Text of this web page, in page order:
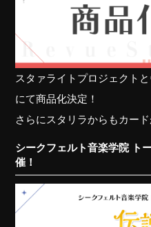
スタァライトプロジェクト
にて商品化決定！
さらにスタリラからもカー
シークフェルト音楽学院 ト
催！